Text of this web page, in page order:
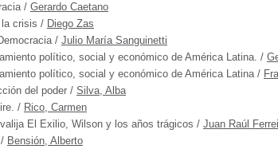
/ Gerardo Caetano
crisis / Diego Zas
/ Julio María Sanguinetti
político, social y económico de América Latina. /
político, social y económico de América Latina/
del poder / Silva, Alba
/ Rico, Carmen
El Exilio, Wilson y los años trágicos / Juan Raúl
/ Bensión, Alberto